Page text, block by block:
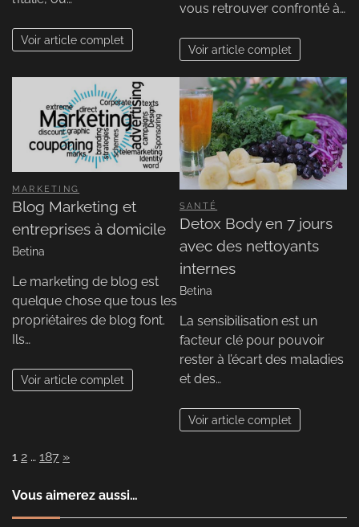
Voir article complet
vous retrouver confronté à…
Voir article complet
MARKETING
Blog Marketing et
entreprises à domicile
Betina
Le marketing de blog est
quelque chose que tous les
propriétaires de blog font.
Ils…
Voir article complet
SANTÉ
Detox Body en 7 jours
avec des nettoyants
internes
Betina
La sensibilisation est un
facteur clé pour pouvoir
rester à l’écart des maladies
et des…
Voir article complet
Page:
1 2 … 187 Next
»
Vous aimerez aussi…